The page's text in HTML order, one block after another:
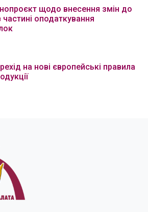
щодо внесення змін до
оподаткування
на нові європейські правила